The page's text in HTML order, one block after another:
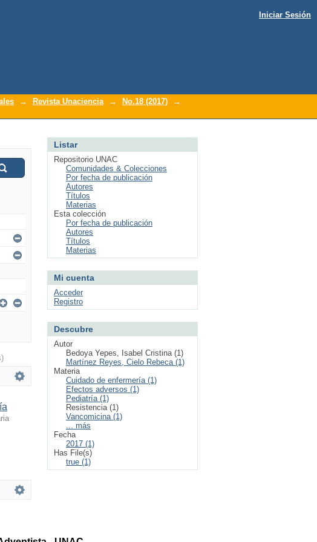
Iniciar Sesión
→ Revista Unaciencia → No.18 (2017)
→
Listar
Repositorio UNAC
Comunidades & Colecciones
Por fecha de publicación
Autores
Títulos
Materias
Esta colección
Por fecha de publicación
Autores
Títulos
Materias
Mi cuenta
Acceder
Registro
Descubre
Autor
Bedoya Yepes, Isabel Cristina (1)
Martínez Reyes, Cielo Rebeca (1)
Materia
Cuidado de enfermería (1)
Efectos adversos (1)
Pediatría (1)
Resistencia (1)
Vancomicina (1)
... más
Fecha
2017 (1)
Has File(s)
true (1)